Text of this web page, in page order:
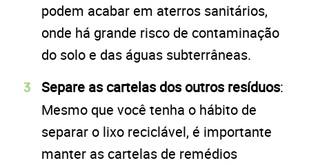
podem acabar em aterros sanitários,
onde há grande risco de contaminação
do solo e das águas subterrâneas.
Separe as cartelas dos outros resíduos:
Mesmo que você tenha o hábito de
separar o lixo reciclável, é importante
manter as cartelas de remédios